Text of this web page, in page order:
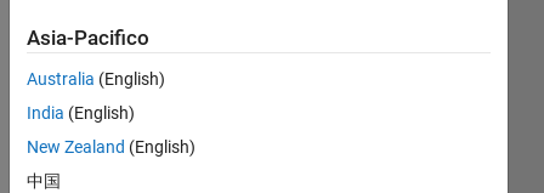
Mostra
meno
recenti
Asia-Pacifico
Australia (English)
India (English)
New Zealand (English)
中国